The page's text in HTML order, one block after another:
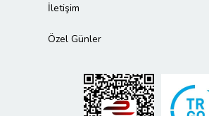
İletişim
Özel Günler